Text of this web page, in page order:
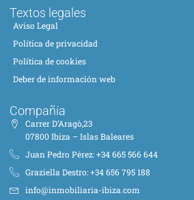
Textos legales
Aviso Legal
Política de privacidad
Política de cookies
Deber de información web
Compañía
Carrer D’Aragò,23
07800 Ibiza – Islas Baleares
Juan Pedro Pérez: +34 665 566 644
Graziella Destro: +34 656 795 188
info@inmobiliaria-ibiza.com